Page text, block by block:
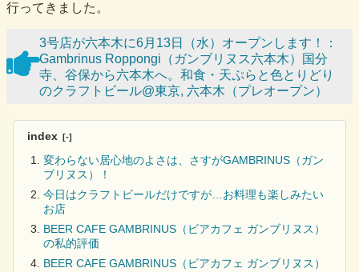
行ってきました。
3号店が六本木に6月13日（水）オープンします！：
Gambrinus Roppongi（ガンブリヌス六本木）国分
寺、谷保から六本木へ。和食・天ぷらと色とりどり
のクラフトビール@東京, 六本木（プレオープン）
index
変わらない居心地のよさは、さすがGAMBRINUS（ガン
ブリヌス）！
今日はクラフトビールだけですが…お料理も楽しみたい
お店
BEER CAFE GAMBRINUS（ビアカフェ ガンブリヌス）
の私的評価
BEER CAFE GAMBRINUS（ビアカフェ ガンブリヌス）